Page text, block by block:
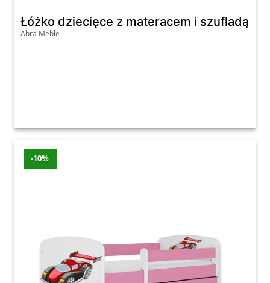
Łóżko dziecięce z materacem i szufladą
Abra Meble
-10%